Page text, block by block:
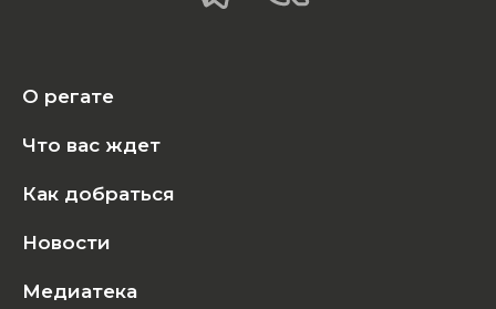
О регате
Что вас ждет
Как добраться
Новости
Медиатека